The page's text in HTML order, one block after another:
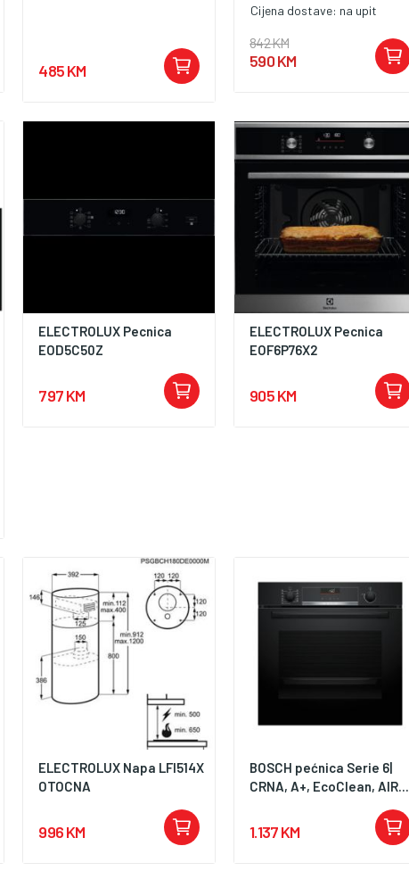
485 KM
Cijena dostave: na upit
842 KM
590 KM
ELECTROLUX Pecnica
EOD5C50Z
797 KM
ELECTROLUX Pecnica
EOF6P76X2
905 KM
ELECTROLUX Napa LFI514X
OTOCNA
996 KM
BOSCH pećnica Serie 6|
CRNA, A+, EcoClean, AIR...
1.137 KM